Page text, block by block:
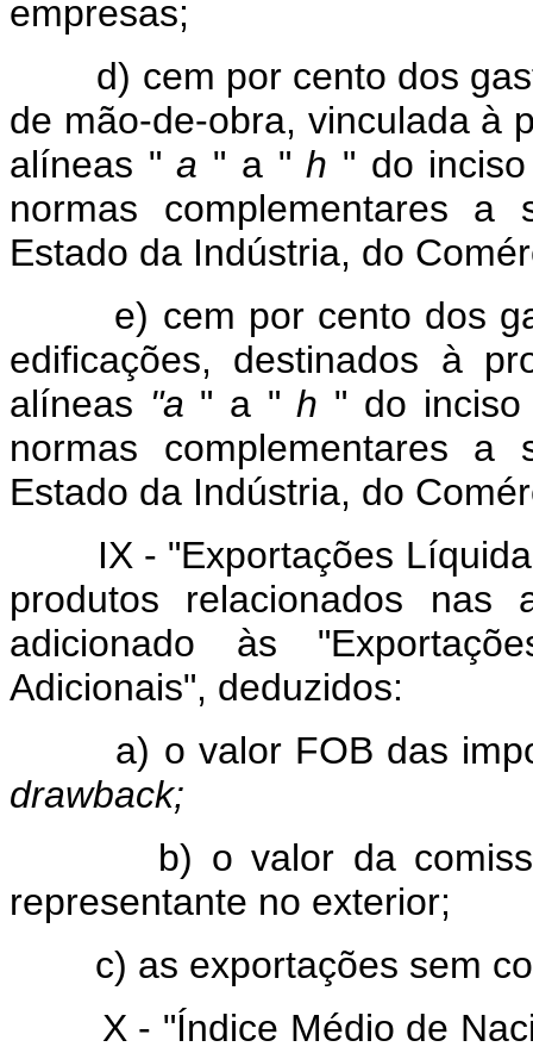
empresas;
d) cem por cento dos
de mão-de-obra, vinculada à
alíneas "a " a "h " do
normas complementares a
Estado da Indústria, do
e) cem por cento dos
edificações, destinados à
alíneas "a " a "h " do inciso
normas complementares a
Estado da Indústria, do
IX - "Exportações
produtos relacionados nas
adicionado às
Adicionais", deduzidos:
a) o valor FOB das
drawback;
b) o valor da comissão
representante no exterior;
c) as exportações sem
X - "Índice Médio de